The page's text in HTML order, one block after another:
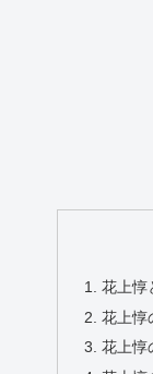
花上惇
花上惇
花上惇